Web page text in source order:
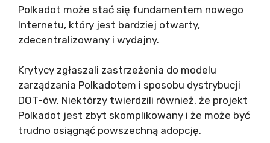
Polkadot może stać się fundamentem nowego
Internetu, który jest bardziej otwarty,
zdecentralizowany i wydajny.
Krytycy zgłaszali zastrzeżenia do modelu
zarządzania Polkadotem i sposobu dystrybucji
DOT-ów. Niektórzy twierdzili również, że projekt
Polkadot jest zbyt skomplikowany i że może być
trudno osiągnąć powszechną adopcję.